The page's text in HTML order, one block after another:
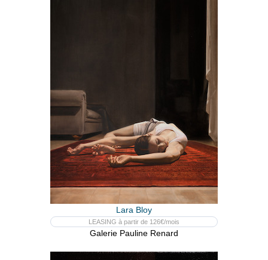
Lara Bloy
LEASING à partir de 126€/mois
Galerie Pauline Renard